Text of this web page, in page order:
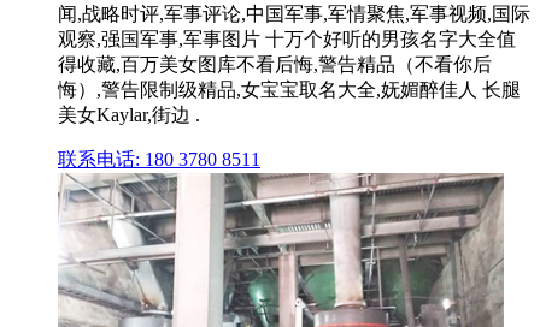
闻,战略时评,军事评论,中国军事,军情聚焦,军事视频,国际
观察,强国军事,军事图片 十万个好听的男孩名字大全值
得收藏,百万美女图库不看后悔,警告精品（不看你后
悔）,警告限制级精品,女宝宝取名大全,妩媚醉佳人 长腿
美女Kaylar,街边 .
联系电话: 180 3780 8511